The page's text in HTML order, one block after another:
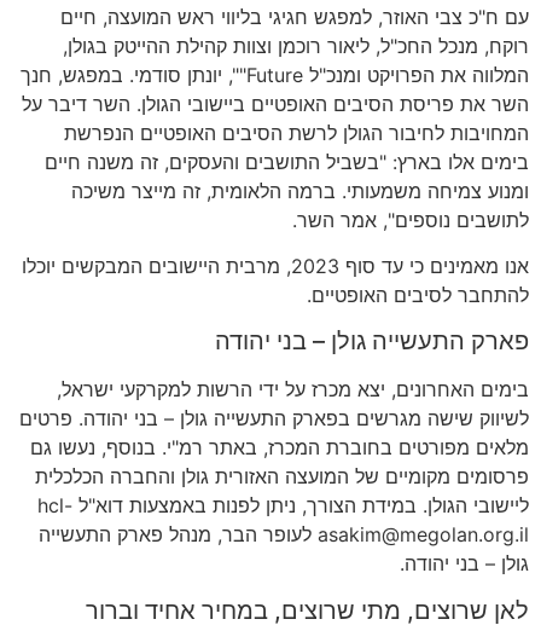
עם ח"כ צבי האוזר, למפגש חגיגי בליווי ראש המועצה, חיים
רוקח, מנכל החכ"ל, ליאור רוכמן וצוות קהילת ההייטק בגולן,
המלווה את הפרויקט ומנכ"ל יונתן סודמי. במפגש, חנך
השר את פריסת הסיבים האופטיים ביישובי הגולן. השר דיבר על
המחויבות לחיבור הגולן לרשת הסיבים האופטיים הנפרשת
בימים אלו בארץ: "בשביל התושבים והעסקים, זה משנה חיים
ומנוע צמיחה משמעותי. ברמה הלאומית, זה מייצר משיכה
לתושבים נוספים", אמר השר.
אנו מאמינים כי עד סוף
מרבית היישובים המבקשים יוכלו
להתחבר לסיבים האופטיים.
פארק התעשייה גולן – בני יהודה
בימים האחרונים, יצא מכרז על ידי הרשות למקרקעי ישראל,
לשיווק שישה מגרשים בפארק התעשייה גולן – בני יהודה. פרטים
מלאים מפורטים בחוברת המכרז, באתר רמ"י. בנוסף, נעשו גם
פרסומים מקומיים של המועצה האזורית גולן והחברה הכלכלית
ליישובי הגולן. במידת הצורך, ניתן לפנות באמצעות דוא"ל hcl-
asakim@megolan.org.il לעופר הבר, מנהל פארק התעשייה
גולן – בני יהודה.
לאן שרוצים, מתי שרוצים, במחיר אחיד וברור